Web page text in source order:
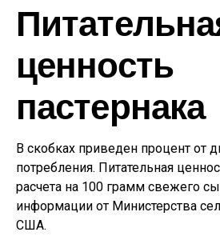
ценность
пастернака
В скобках приведен процент от
потребления. Питательная
расчета на 100 грамм свежего
информации от Министерства
США.